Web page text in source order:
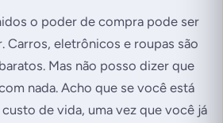
o poder de compra pode ser
Carros, eletrônicos e roupas são
Mas não posso dizer que
nada. Acho que se você está
de vida, uma vez que você já